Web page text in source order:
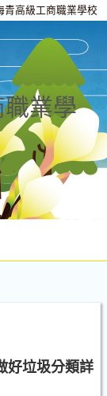
青高級工商職業學校
業學
好垃圾分類詳